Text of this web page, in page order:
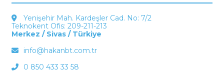
Yenişehir Mah. Kardeşler Cad. No: 7/2
Teknokent Ofis: 209-211-213
Merkez / Sivas / Türkiye
info@hakanbt.com.tr
0 850 433 33 58